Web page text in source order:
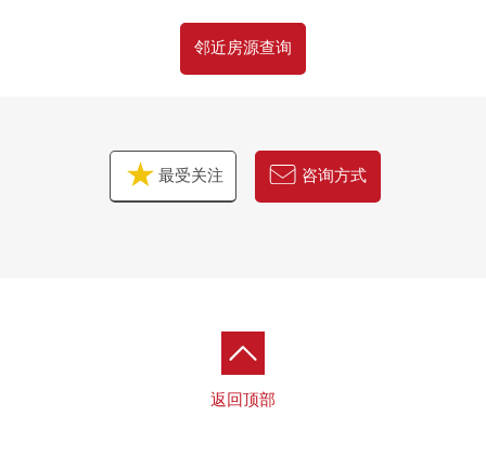
因为也受理在电话的需讨论所以，
请到免费热线"0120-297-131"随便询问。
邻近房源查询
最受关注 咨询方式
返回顶部